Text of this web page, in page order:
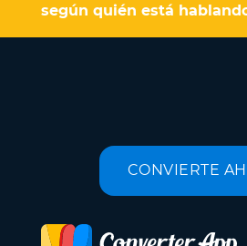
según quién está
CONVIERTE